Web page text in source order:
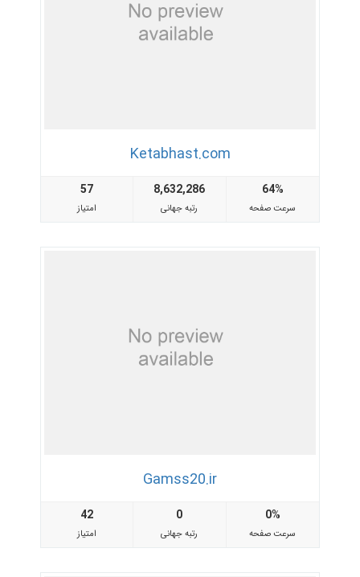
Ketabhast.com
57
امتیاز
8,632,286
رتبه جهانی
64%
سرعت صفحه
Gamss20.ir
42
امتیاز
0
رتبه جهانی
0%
سرعت صفحه